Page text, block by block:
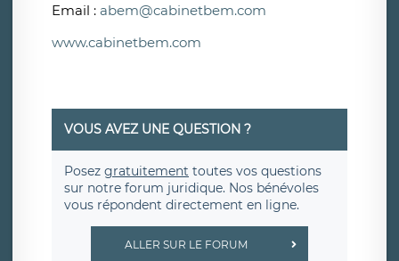
Email : abem@cabinetbem.com
www.cabinetbem.com
VOUS AVEZ UNE QUESTION ?
Posez gratuitement toutes vos questions
sur notre forum juridique. Nos bénévoles
vous répondent directement en ligne.
ALLER SUR LE FORUM